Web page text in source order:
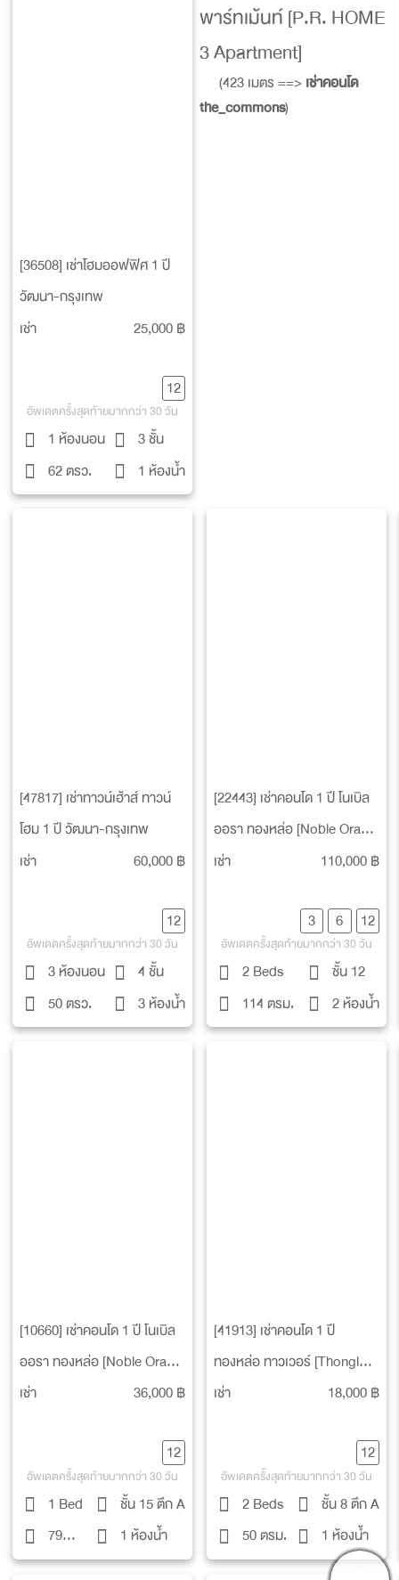
[36508] เช่าโฮมออฟฟิศ 1 ปี
วัฒนา-กรุงเทพ
เช่า
25,000 ฿
12
อัพเดตครั้งสุดท้ายมากกว่า 30 วัน
1 ห้องนอน
62 ตรว.
3 ชั้น
1 ห้องน้ำ
[47817] เช่าทาวน์เฮ้าส์ ทาวน์
โฮม 1 ปี วัฒนา-กรุงเทพ
เช่า
60,000 ฿
12
อัพเดตครั้งสุดท้ายมากกว่า 30 วัน
3 ห้องนอน
50 ตรว.
4 ชั้น
3 ห้องน้ำ
[22443] เช่าคอนโด 1 ปี โนเบิล
ออรา ทองหล่อ [Noble Ora
Thonglor]
เช่า 110,000 ฿
3 6 12
อัพเดตครั้งสุดท้ายมากกว่า 30 วัน
2 Beds
114 ตรม.
ชั้น 12
2 ห้องน้ำ
[10660] เช่าคอนโด 1 ปี โนเบิล
ออรา ทองหล่อ [Noble Ora
Thonglor]
เช่า 36,000 ฿
12
อัพเดตครั้งสุดท้ายมากกว่า 30 วัน
1 Bed
79
ตรม.
ชั้น 15 ตึก A
1 ห้องน้ำ
[41913] เช่าคอนโด 1 ปี
ทองหล่อ ทาวเวอร์ [Thonglor
Tower]
เช่า 18,000 ฿
12
อัพเดตครั้งสุดท้ายมากกว่า 30 วัน
2 Beds
50 ตรม.
ชั้น 8 ตึก A
1 ห้องน้ำ
พาร์ทเม้นท์ [P.R. HOME
3 Apartment]
(423 เมตร ==>เช่าคอนโด
the_commons)